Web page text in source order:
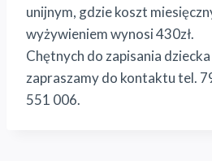
unijnym, gdzie koszt
wyżywieniem wynosi 430zł.
Chętnych do zapisania
zapraszamy do kontaktu tel.
551 006.